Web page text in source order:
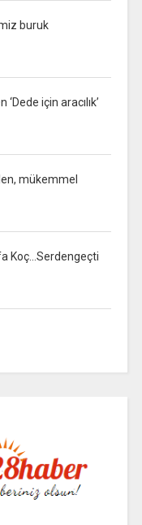
buruk
için aracılık’
mükemmel
Koç…Serdengeçti